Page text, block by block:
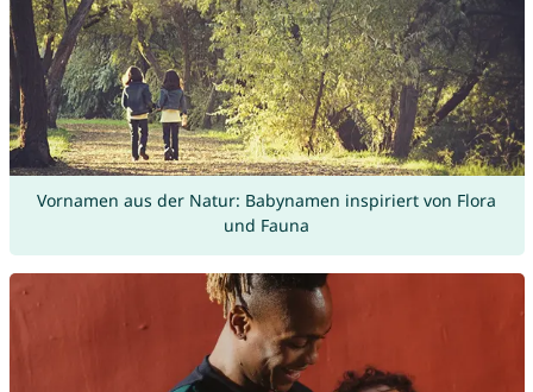
Vornamen aus der Natur: Babynamen inspiriert von Flora
und Fauna